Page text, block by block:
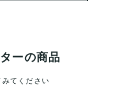
ーの商品
てください